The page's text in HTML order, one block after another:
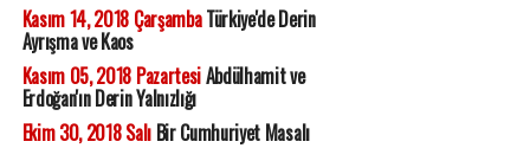
Kasım 14, 2018 ÇarşambaTürkiye'de Derin
Ayrışma ve Kaos
Kasım 05, 2018 PazartesiAbdülhamit ve
Erdoğan'ın Derin Yalnızlığı
Ekim 30, 2018 SalıBir Cumhuriyet Masalı